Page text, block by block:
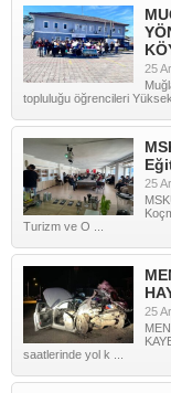
25
topluluğu öğrencileri
25
Turizm ve O ...
25
saatlerinde yol k ...